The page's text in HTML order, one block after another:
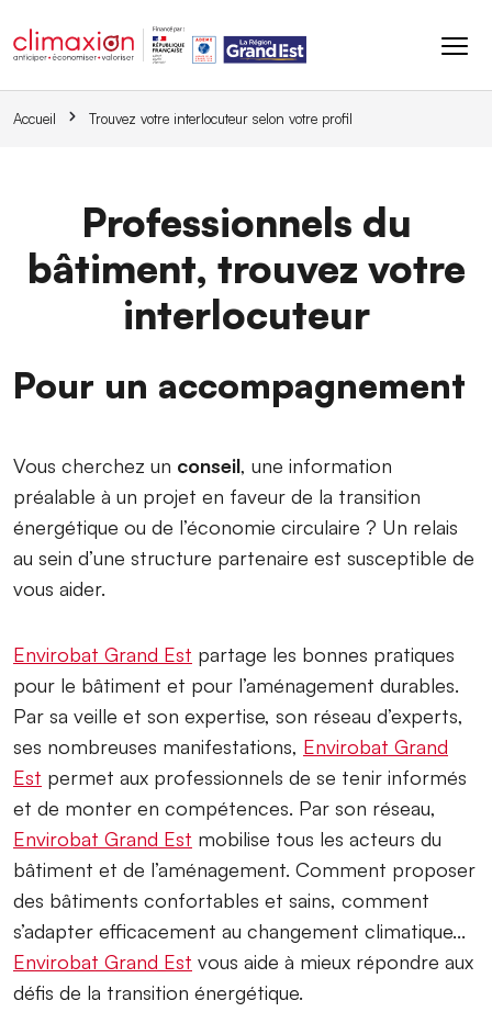
Accueil Trouvez votre interlocuteur selon votre profil
Professionnels du
bâtiment, trouvez votre
interlocuteur
Pour un accompagnement
Vous cherchez un conseil, une information
préalable à un projet en faveur de la transition
énergétique ou de l’économie circulaire ? Un relais
au sein d’une structure partenaire est susceptible de
vous aider.
Envirobat Grand Est partage les bonnes pratiques
pour le bâtiment et pour l’aménagement durables.
Par sa veille et son expertise, son réseau d’experts,
ses nombreuses manifestations, Envirobat Grand
Est permet aux professionnels de se tenir informés
et de monter en compétences. Par son réseau,
Envirobat Grand Est mobilise tous les acteurs du
bâtiment et de l’aménagement. Comment proposer
des bâtiments confortables et sains, comment
s’adapter efficacement au changement climatique...
Envirobat Grand Est vous aide à mieux répondre aux
défis de la transition énergétique.